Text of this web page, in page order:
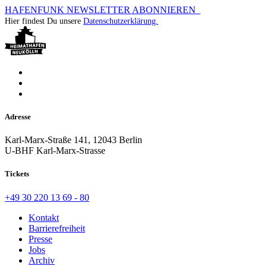
HAFENFUNK NEWSLETTER ABONNIEREN
Hier findest Du unsere Datenschutzerklärung.
Adresse
Karl-Marx-Straße 141, 12043 Berlin
U-BHF Karl-Marx-Strasse
Tickets
+49 30 220 13 69 - 80
Kontakt
Barrierefreiheit
Presse
Jobs
Archiv